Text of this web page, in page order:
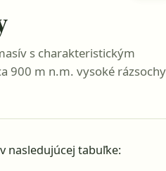
s charakteristickým
900 m n.m. vysoké rázsochy
nasledujúcej tabuľke: